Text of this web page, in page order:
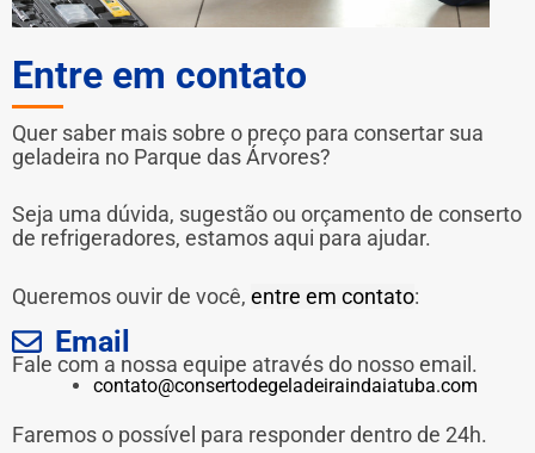
Entre em contato
Quer saber mais sobre o preço para consertar sua
geladeira no Parque das Árvores?
Seja uma dúvida, sugestão ou orçamento de conserto
de refrigeradores, estamos aqui para ajudar.
Queremos ouvir de você, entre em contato:
Email
Fale com a nossa equipe através do nosso email.
contato@consertodegeladeiraindaiatuba.com
Faremos o possível para responder dentro de 24h.